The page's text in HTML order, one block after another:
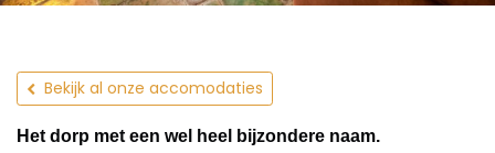
Bekijk al onze accomodaties
Het dorp met een wel heel bijzondere naam.